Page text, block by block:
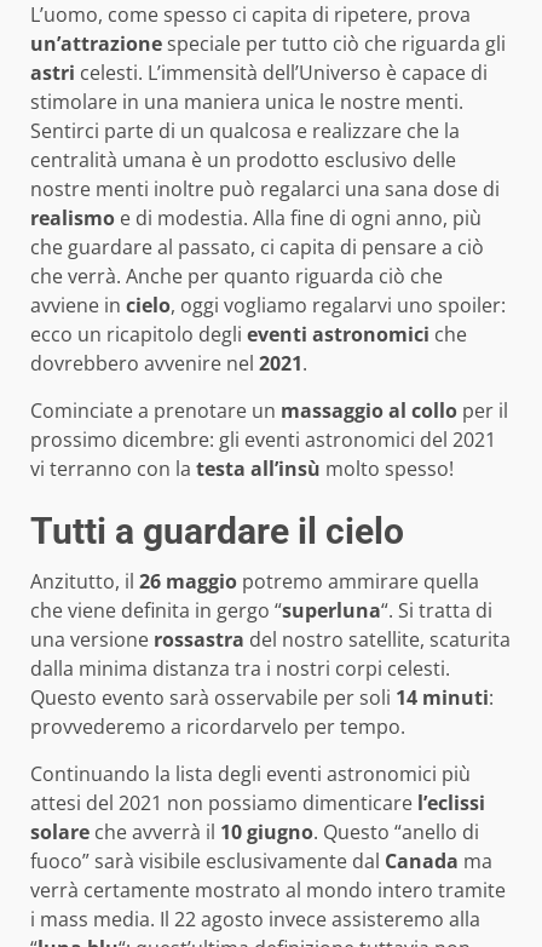
L’uomo, come spesso ci capita di ripetere, prova
un’attrazionespeciale per tutto ciò che riguarda gli
astri celesti. L’immensità dell’Universo è capace di
stimolare in una maniera unica le nostre menti.
Sentirci parte di un qualcosa e realizzare che la
centralità umana è un prodotto esclusivo delle
nostre menti inoltre può regalarci una sana dose di
realismo e di modestia. Alla fine di ogni anno, più
che guardare al passato, ci capita di pensare a ciò
che verrà. Anche per quanto riguarda ciò che
avviene in cielo, oggi vogliamo regalarvi uno spoiler:
ecco un ricapitolo degli eventi astronomici che
dovrebbero avvenire nel 2021.
Cominciate a prenotare un massaggioal collo per il
prossimo dicembre: gli eventi astronomici del 2021
vi terranno con la testa all’insù molto spesso!
Tutti a guardare il cielo
Anzitutto, il 26 maggio potremo ammirare quella
che viene definita in gergo “superluna“. Si tratta di
una versione rossastra del nostro satellite, scaturita
dalla minima distanza tra i nostri corpi celesti.
Questo evento sarà osservabile per soli 14 minuti:
provvederemo a ricordarvelo per tempo.
Continuando la lista degli eventi astronomici più
attesi del 2021 non possiamo dimenticare l’eclissi
solare che avverrà il 10 giugno. Questo “anello di
fuoco” sarà visibile esclusivamente dal Canada ma
verrà certamente mostrato al mondo intero tramite
i mass media. Il 22 agosto invece assisteremo alla